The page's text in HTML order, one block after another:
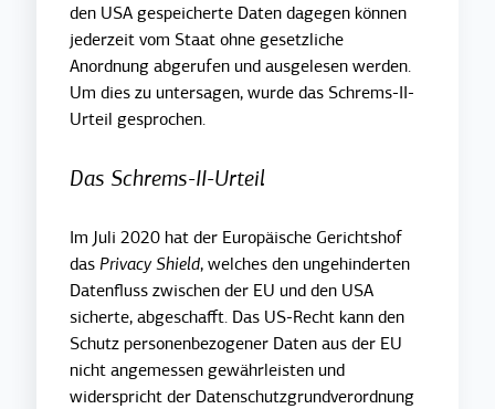
den USA gespeicherte Daten dagegen können
jederzeit vom Staat ohne gesetzliche
Anordnung abgerufen und ausgelesen werden.
Um dies zu untersagen, wurde das Schrems-II-
Urteil gesprochen.
Das Schrems-II-Urteil
Im Juli 2020 hat der Europäische Gerichtshof
dasPrivacy Shield, welches den ungehinderten
Datenfluss zwischen der EU und den USA
sicherte, abgeschafft. Das US-Recht kann den
Schutz personenbezogener Daten aus der EU
nicht angemessen gewährleisten und
widerspricht der Datenschutzgrundverordnung